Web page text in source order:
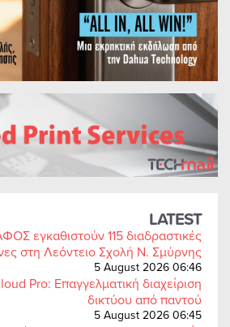
LATEST
εγκαθιστούν 115 διαδραστικές
στη Λεόντειο Σχολή Ν. Σμύρνης
5 August 2026 06:46
Pro: Επαγγελματική διαχείριση
δικτύου από παντού
5 August 2026 06:45